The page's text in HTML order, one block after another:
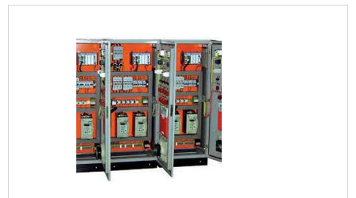
de LED para fachada retorne. Ambientes
de estádios; Arenas esportivas; Shows, em
diversos tipos de eventos; Comunicações
corporativas; Congressos; Entre outros. A
escolha de um painel depende de diversos
fatores, c.